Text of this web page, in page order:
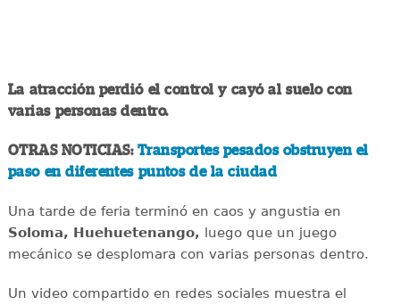
La atracción perdió el control y cayó al suelo con
varias personas dentro.
OTRAS NOTICIAS: Transportes pesados obstruyen el
paso en diferentes puntos de la ciudad
Una tarde de feria terminó en caos y angustia en
Soloma, Huehuetenango, luego que un juego
mecánico se desplomara con varias personas dentro.
Un video compartido en redes sociales muestra el